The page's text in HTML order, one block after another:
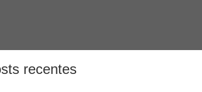
recentes